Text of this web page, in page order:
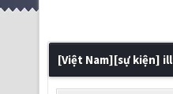
[Việt Nam][sự kiện]